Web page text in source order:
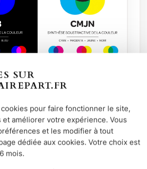
il valider un aperçu avant
vous validez est notre base de
SUR
pour faire fonctionner le site,
améliorer votre expérience. Vous
et les modifier à tout
dédiée aux cookies. Votre choix est
mois.